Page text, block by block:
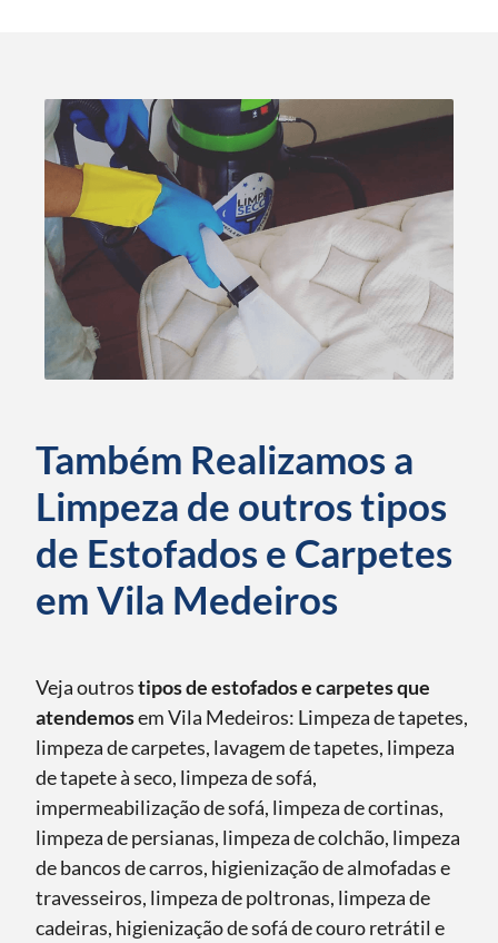
Também Realizamos a
Limpeza de outros tipos
de Estofados e Carpetes
em Vila Medeiros
Veja outrostipos de estofados e carpetes que
atendemosem Vila Medeiros: Limpeza de tapetes,
limpeza de carpetes, lavagem de tapetes, limpeza
de tapete à seco, limpeza de sofá,
impermeabilização de sofá, limpeza de cortinas,
limpeza de persianas, limpeza de colchão, limpeza
de bancos de carros, higienização de almofadas e
travesseiros, limpeza de poltronas, limpeza de
cadeiras, higienização de sofá de couro retrátil e